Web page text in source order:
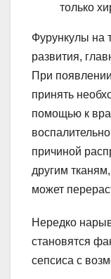
только
Фурункулы на
развития,
При
принять
помощью к
причиной
другим
может
Нередко
становятся
сепсиса с